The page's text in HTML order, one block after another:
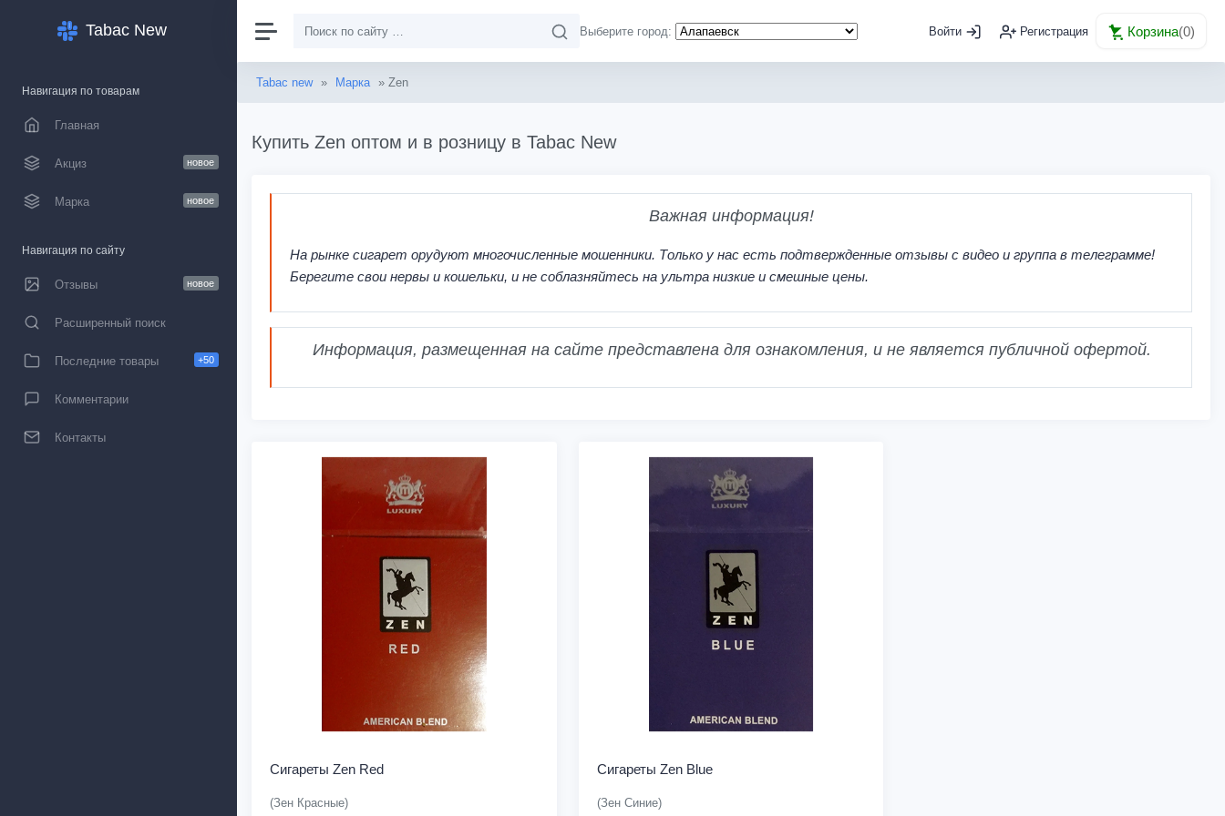
Tabac New
Навигация по товарам
Главная
Акциз новое
Марка новое
Навигация по сайту
Отзывы новое
Расширенный поиск
Последние товары +50
Комментарии
Контакты
Выберите город: Войти Регистрация Корзина(0)
Tabac new » Марка » Zen
Купить Zen оптом и в розницу в Tabac New
Важная информация!
На рынке сигарет орудуют многочисленные мошенники. Только у нас есть подтвержденные отзывы с видео и группа в телеграмме!
Берегите свои нервы и кошельки, и не соблазняйтесь на ультра низкие и смешные цены.
Информация, размещенная на сайте представлена для ознакомления, и не является публичной офертой.
Сигареты Zen Red
(Зен Красные)
Сигареты Zen Blue
(Зен Синие)